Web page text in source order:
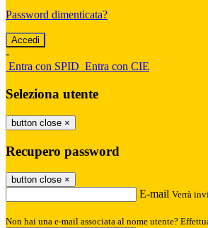
Password dimenticata?
-
Entra con SPID Entra con CIE
Seleziona utente
button close ×
Recupero password
button close ×
E-mail Verrà
Non hai una e-mail associata al nome utente?